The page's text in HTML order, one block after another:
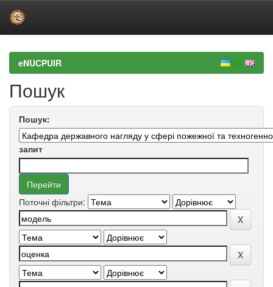
navigationeNUCPUIR
Пошук
Пошук:
запит
Поточні фільтри: